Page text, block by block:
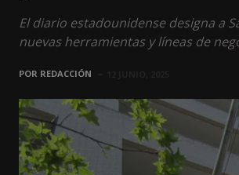
El diario estadounidense designa a
nuevas herramientas y líneas de
POR REDACCIÓN